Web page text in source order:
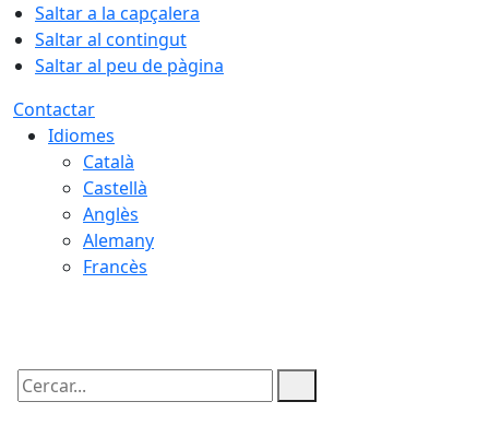
Saltar a la capçalera
Saltar al contingut
Saltar al peu de pàgina
Contactar
Idiomes
Català
Castellà
Anglès
Alemany
Francès
Cercar: